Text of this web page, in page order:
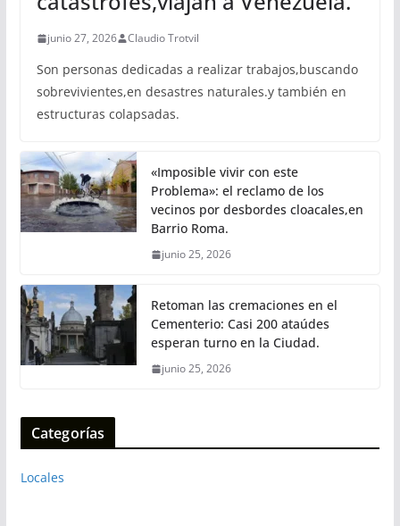
junio 27, 2026 Claudio Trotvil
Son personas dedicadas a realizar trabajos,buscando
sobrevivientes,en desastres naturales.y también en
estructuras colapsadas.
«Imposible vivir con este
Problema»: el reclamo de los
vecinos por desbordes cloacales,en
Barrio Roma.
junio 25, 2026
Retoman las cremaciones en el
Cementerio: Casi 200 ataúdes
esperan turno en la Ciudad.
junio 25, 2026
Categorías
Locales